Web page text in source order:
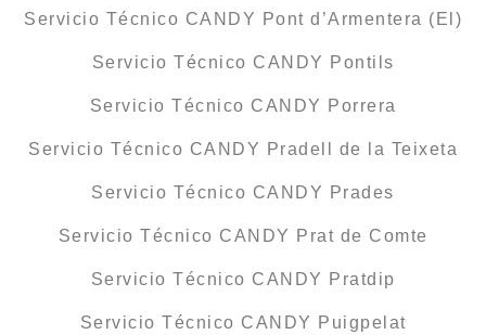
Servicio Técnico CANDY Pont d’Armentera (El)
Servicio Técnico CANDY Pontils
Servicio Técnico CANDY Porrera
Servicio Técnico CANDY Pradell de la Teixeta
Servicio Técnico CANDY Prades
Servicio Técnico CANDY Prat de Comte
Servicio Técnico CANDY Pratdip
Servicio Técnico CANDY Puigpelat